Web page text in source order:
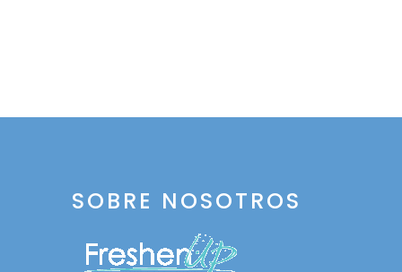
SOBRE NOSOTROS